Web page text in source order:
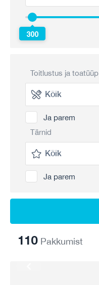
300
Toitlustus ja toatüüp
Ja parem
Tärnid
Ja parem
110 Pakkumist